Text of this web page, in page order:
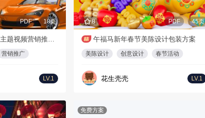
PDF 18页
营销推广
LV.1
8 PDF 45页
午福马新年春节美陈设计包装方案
美陈设计 创意设计 春节活动
花生壳壳 LV.1
免费方案